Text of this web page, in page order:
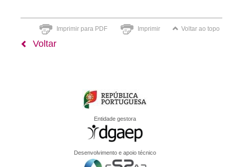
Imprimir para PDF Imprimir Voltar ao topo
Voltar
Entidade gestora
Desenvolvimento e apoio técnico